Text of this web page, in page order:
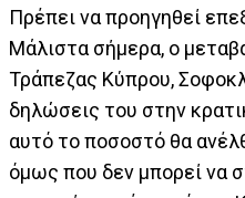
Πρέπει να προηγηθεί
Μάλιστα σήμερα, ο
Τράπεζας Κύπρου,
δηλώσεις του στην
αυτό το ποσοστό θα
όμως που δεν μπορεί να